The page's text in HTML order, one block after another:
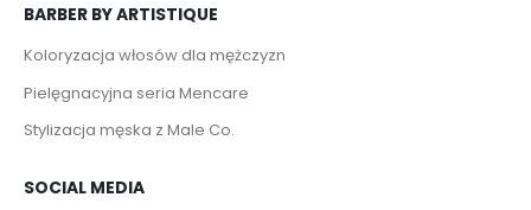
BARBER BY ARTISTIQUE
Koloryzacja włosów dla mężczyzn
Pielęgnacyjna seria Mencare
Stylizacja męska z Male Co.
SOCIAL MEDIA